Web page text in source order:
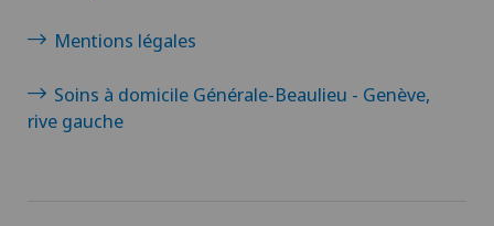
Mentions légales
Soins à domicile Générale-Beaulieu - Genève,
rive gauche